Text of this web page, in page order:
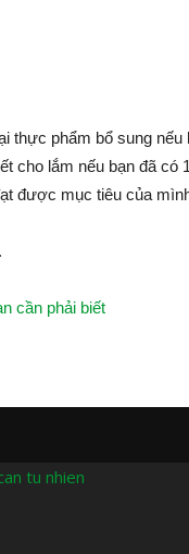
thực phẩm bổ sung
cho lắm nếu bạn đã có
được mục tiêu của
cần phải biết